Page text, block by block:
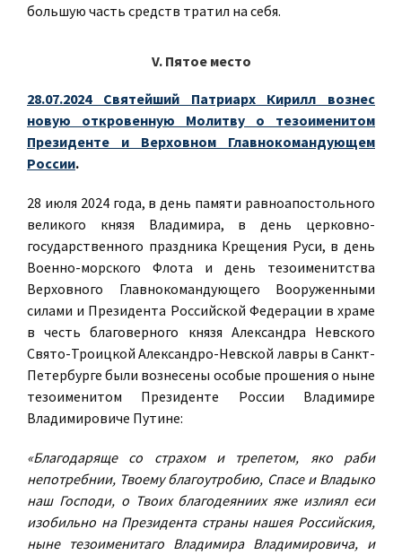
большую часть средств тратил на себя.
V. Пятое место
28.07.2024 Святейший Патриарх Кирилл вознес
новую откровенную Молитву о тезоименитом
Президенте и Верховном Главнокомандующем
России.
28 июля 2024 года, в день памяти равноапостольного
великого князя Владимира, в день церковно-
государственного праздника Крещения Руси, в день
Военно-морского Флота и день тезоименитства
Верховного Главнокомандующего Вооруженными
силами и Президента Российской Федерации в храме
в честь благоверного князя Александра Невского
Свято-Троицкой Александро-Невской лавры в Санкт-
Петербурге были вознесены особые прошения о ныне
тезоименитом Президенте России Владимире
Владимировиче Путине:
«Благодаряще со страхом и трепетом, яко раби
непотребнии, Твоему благоутробию, Спасе и Владыко
наш Господи, о Твоих благодеяниих яже излиял еси
изобильно на Президента страны нашея Российския,
ныне тезоименитаго Владимира Владимировича, и